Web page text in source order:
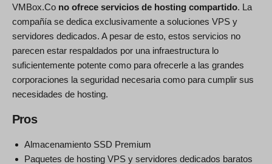
VMBox.Co no ofrece servicios de hosting compartido. La
compañía se dedica exclusivamente a soluciones VPS y
servidores dedicados. A pesar de esto, estos servicios no
parecen estar respaldados por una infraestructura lo
suficientemente potente como para ofrecerle a las grandes
corporaciones la seguridad necesaria como para cumplir sus
necesidades de hosting.
Pros
Almacenamiento SSD Premium
Paquetes de hosting VPS y servidores dedicados baratos